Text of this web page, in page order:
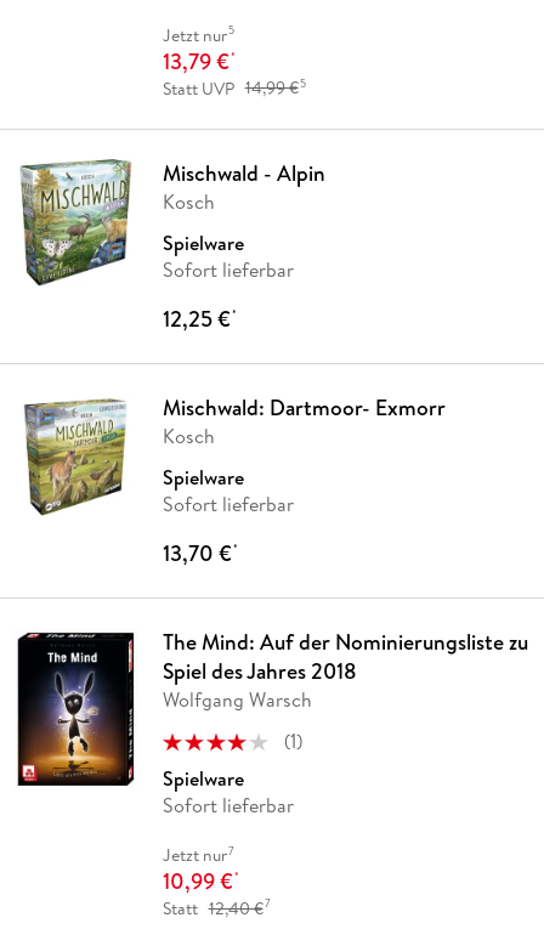
Jetzt nur5
13,79 €*
Statt UVP 14,99 €5
Mischwald - Alpin
Kosch
Spielware
Sofort lieferbar
12,25 €*
Mischwald: Dartmoor- Exmorr
Kosch
Spielware
Sofort lieferbar
13,70 €*
The Mind: Auf der Nominierungsliste zu
Spiel des Jahres 2018
Wolfgang Warsch
(1)
Spielware
Sofort lieferbar
Jetzt nur7
10,99 €*
Statt 12,40 €7